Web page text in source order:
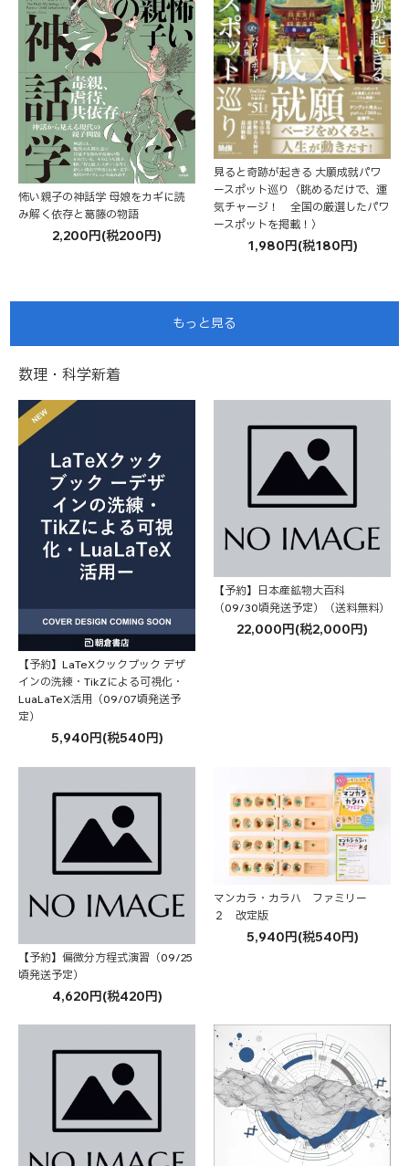
怖い親子の神話学 母娘をカギに読
み解く依存と葛藤の物語
2,200円(税200円)
見ると奇跡が起きる 大願成就パワ
ースポット巡り〈眺めるだけで、運
気チャージ！ 全国の厳選したパワ
ースポットを掲載！〉
1,980円(税180円)
もっと見る
数理・科学新着
【予約】LaTeXクックブック デザ
インの洗練・TikZによる可視化・
LuaLaTeX活用（09/07頃発送予
定）
5,940円(税540円)
【予約】日本産鉱物大百科
（09/30頃発送予定）（送料無料）
22,000円(税2,000円)
【予約】偏微分方程式演習（09/25
頃発送予定）
4,620円(税420円)
マンカラ・カラハ ファミリー
２ 改定版
5,940円(税540円)